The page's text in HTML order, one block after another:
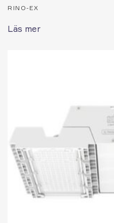
RINO-EX
Läs mer